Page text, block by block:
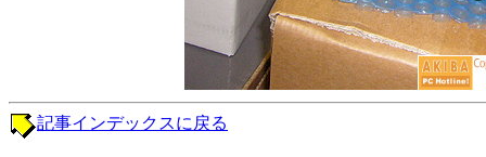
記事インデックスに戻る